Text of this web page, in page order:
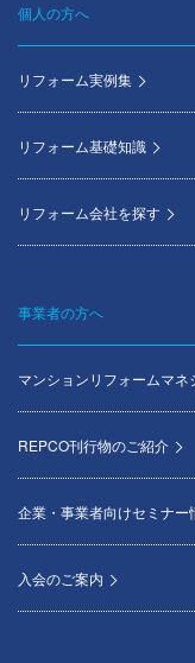
Footer
menu
個人の方へ
リフォーム実例集
リフォーム基礎知識
リフォーム会社を探す
事業者の方へ
マンションリフォームマネ
REPCO刊行物のご紹介
企業・事業者向けセミナー
入会のご案内